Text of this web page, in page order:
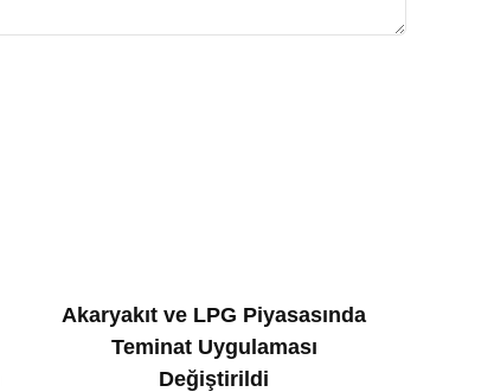
Akaryakıt ve LPG Piyasasında
Teminat Uygulaması
Değiştirildi